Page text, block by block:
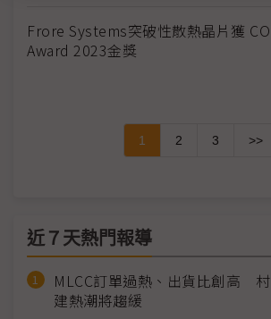
Frore Systems突破性散熱晶片獲
Award 2023金獎
1 2 3 >>
近７天熱門報導
MLCC訂單過熱、出貨比創高
建熱潮將趨緩